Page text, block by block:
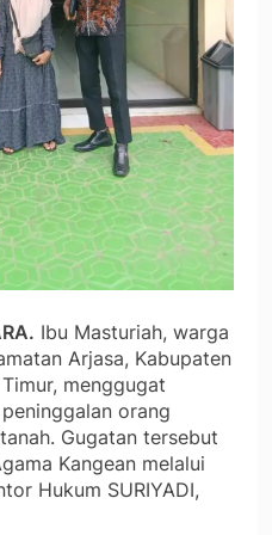
Ibu Masturiah, warga
Arjasa, Kabupaten
menggugat
orang
Gugatan tersebut
Kangean melalui
Hukum SURIYADI,